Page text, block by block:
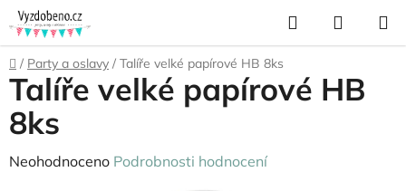
Přejít
na
obsah
Hledat
KOŠÍK
Domů
/ Party a oslavy / Talíře velké papírové HB 8ks
Talíře velké papírové HB
8ks
Průměrné
Neohodnoceno Podrobnosti hodnocení